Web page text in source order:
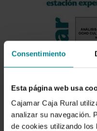
Consentimiento
Esta página web usa
Cajamar Caja Rural
analizar su navegación.
de cookies utilizando los